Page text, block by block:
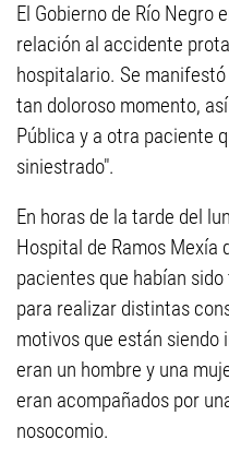
El Gobierno de Río Negro
relación al accidente
hospitalario. Se
tan doloroso momento,
Pública y a otra paciente
siniestrado".
En horas de la tarde del
Hospital de Ramos Mexía
pacientes que habían
para realizar distintas
motivos que están
eran un hombre y una
eran acompañados por
nosocomio.